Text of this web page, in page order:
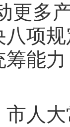
更多
八项
筹能
大